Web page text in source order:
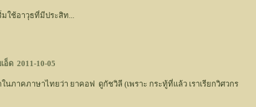
าวุธที่มีประสิท...
อ็ด 2011-10-05
าคภาษาไทยว่า ยาคอฟ ดูกัชวิลี (เพราะ กระทู้ที่แล้ว เราเรียกวิศวกร